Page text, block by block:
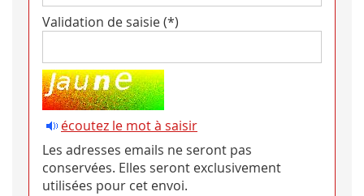
Validation de saisie (*)
écoutez le mot à saisir
Les adresses emails ne seront pas
conservées. Elles seront exclusivement
utilisées pour cet envoi.